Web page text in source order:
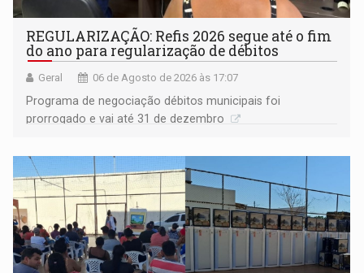
REGULARIZAÇÃO: Refis 2026 segue até o fim
do ano para regularização de débitos
Geral 06 de Agosto de 2026 às 17:07
Programa de negociação débitos municipais foi
prorrogado e vai até 31 de dezembro